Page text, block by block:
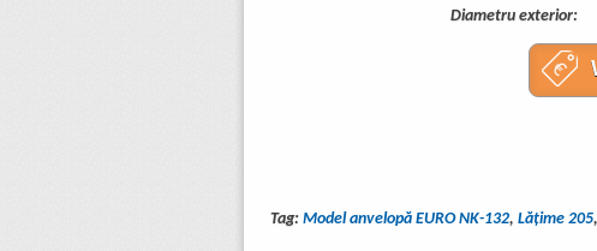
Diametru exterior:
Tag: Model anvelopă EURO NK-132, Lăţime 205,